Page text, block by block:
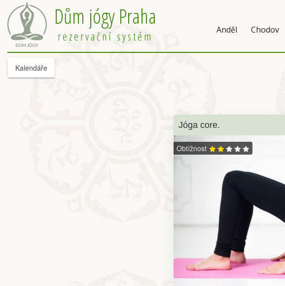
Dům jógy Praha
rezervační systém Anděl Chodov
Kalendáře
Jóga core.
Obtížnost